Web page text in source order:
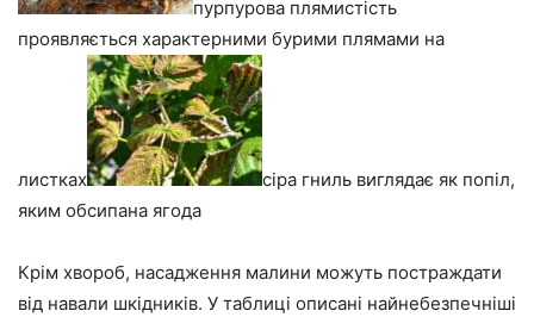
пурпурова плямистість
проявляється характерними бурими плямами на
листках
сіра гниль виглядає як попіл,
яким обсипана ягода
Крім хвороб, насадження малини можуть постраждати
від навали шкідників. У таблиці описані найнебезпечніші